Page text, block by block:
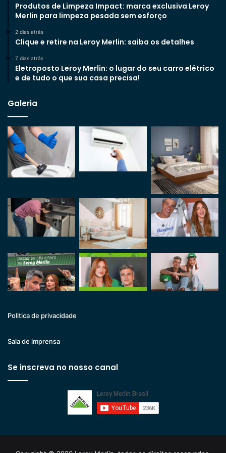
Produtos de Limpeza Impact: marca exclusiva Leroy
Merlin para limpeza pesada sem esforço
2 dias atrás
Clique e retire na Leroy Merlin: saiba os detalhes
7 dias atrás
Eletroposto Leroy Merlin: o lugar do seu carro elétrico
e de tudo o que sua casa precisa!
Galeria
Politica de privacidade
Sala de imprensa
Se inscreva no nosso canal